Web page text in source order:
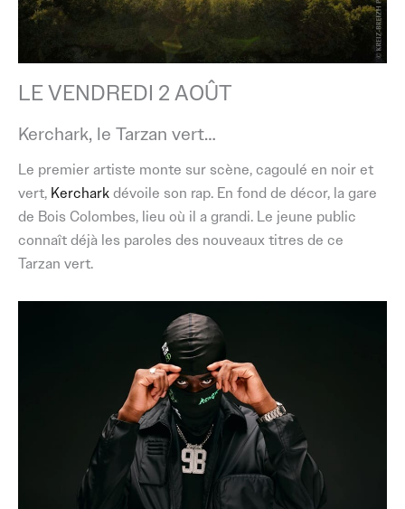
LE VENDREDI 2 AOÛT
Kerchark, le Tarzan vert…
Le premier artiste monte sur scène, cagoulé en noir et
vert, Kercharkdévoile son rap. En fond de décor, la gare
de Bois Colombes, lieu où il a grandi. Le jeune public
connaît déjà les paroles des nouveaux titres de ce
Tarzan vert.